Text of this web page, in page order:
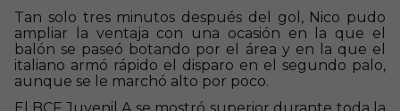
Tan solo tres minutos después del gol, Nico pudo
ampliar la ventaja con una ocasión en la que el
balón se paseó botando por el área y en la que el
italiano armó rápido el disparo en el segundo palo,
aunque se le marchó alto por poco.